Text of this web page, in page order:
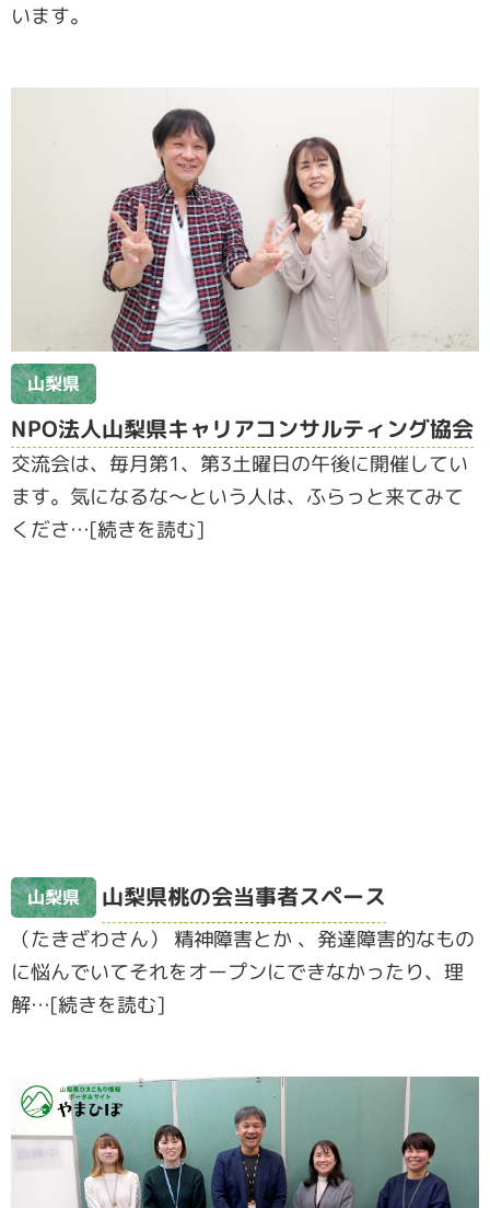
います。
山梨県
NPO法人山梨県キャリアコンサルティング協会
交流会は、毎月第1、第3土曜日の午後に開催してい
ます。気になるな～という人は、ふらっと来てみて
くださ…[続きを読む]
山梨県 山梨県桃の会当事者スペース
（たきざわさん） 精神障害とか 、発達障害的なもの
に悩んでいてそれをオープンにできなかったり、理
解…[続きを読む]